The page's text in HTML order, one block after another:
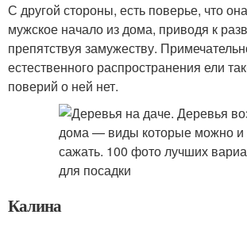
С другой стороны, есть поверье, что
мужское начало из дома, приводя к
препятствуя замужеству.
естественного распространения ели
поверий о ней нет.
Калина